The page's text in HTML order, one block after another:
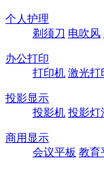
个人护理
剃须刀 电吹风
办公打印
打印机 激光打
投影显示
投影机 投影灯
商用显示
会议平板 教育